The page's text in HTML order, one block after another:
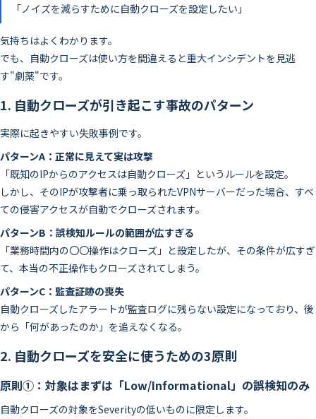
「ノイズを減らすために自動クローズを設定したい」
気持ちはよくわかります。
でも、自動クローズは使い方を間違えると重大インシデントを見逃
す"劇薬"です。
1. 自動クローズが引き起こす事故のパターン
実際に起きやすい失敗事例です。
パターンA：正常に見えて実は攻撃
「既知のIPからのアクセスは自動クローズ」というルールを設定。
しかし、そのIPが攻撃者に乗っ取られたVPNサーバーだった場合、すべ
ての侵害アクセスが自動でクローズされます。
パターンB：誤検知ルールの範囲が広すぎる
「業務時間内の〇〇操作はクローズ」と設定したが、その条件が広すぎ
て、本当の不正操作もクローズされてしまう。
パターンC：監査証跡の喪失
自動クローズしたアラートが監査ログに残らない設定になっており、後
から「何があったのか」を追えなくなる。
2. 自動クローズを安全に使うための3原則
原則①：対象はまずは「Low/Informational」の誤検知のみ
自動クローズの対象をSeverityの低いものに限定します。